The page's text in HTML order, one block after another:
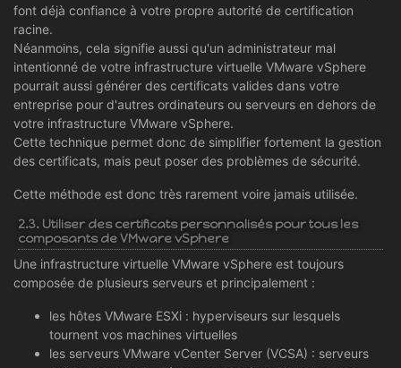
font déjà confiance à votre propre autorité de certification
racine.
Néanmoins, cela signifie aussi qu'un administrateur mal
intentionné de votre infrastructure virtuelle VMware vSphere
pourrait aussi générer des certificats valides dans votre
entreprise pour d'autres ordinateurs ou serveurs en dehors de
votre infrastructure VMware vSphere.
Cette technique permet donc de simplifier fortement la gestion
des certificats, mais peut poser des problèmes de sécurité.
Cette méthode est donc très rarement voire jamais utilisée.
2.3. Utiliser des certificats personnalisés pour tous les
composants de VMware vSphere
Une infrastructure virtuelle VMware vSphere est toujours
composée de plusieurs serveurs et principalement :
les hôtes VMware ESXi : hyperviseurs sur lesquels
tournent vos machines virtuelles
les serveurs VMware vCenter Server (VCSA) : serveurs